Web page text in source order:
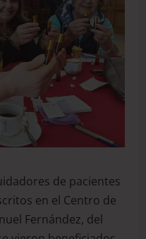
de pacientes
en el Centro de
Fernández, del